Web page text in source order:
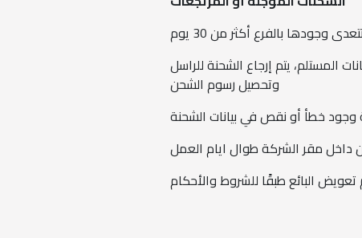
ببيانات المستلم، يتم إرجاع الشحنة للراسل
وتحصيل رسوم الشحن